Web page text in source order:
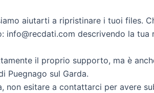
aiutarti a ripristinare i tuoi files.
descrivendo la tua
il proprio supporto, ma è
Puegnago sul Garda.
non esitare a contattarci per avere